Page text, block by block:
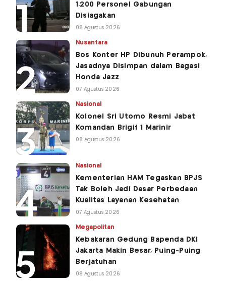
1.200 Personel Gabungan
Disiagakan
08 Agustus 2026
Nusantara
Bos Konter HP Dibunuh Perampok,
Jasadnya Disimpan dalam Bagasi
Honda Jazz
07 Agustus 2026
Nasional
Kolonel Sri Utomo Resmi Jabat
Komandan Brigif 1 Marinir
08 Agustus 2026
Nasional
Kementerian HAM Tegaskan BPJS
Tak Boleh Jadi Dasar Perbedaan
Kualitas Layanan Kesehatan
07 Agustus 2026
Megapolitan
Kebakaran Gedung Bapenda DKI
Jakarta Makin Besar, Puing-Puing
Berjatuhan
08 Agustus 2026